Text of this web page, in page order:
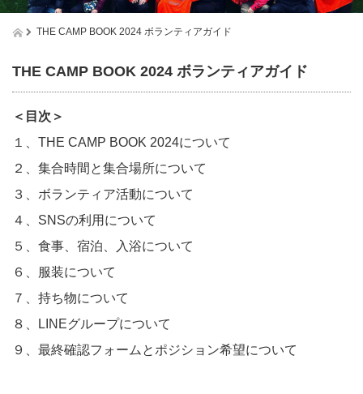
ガイド
THE CAMP BOOK 2024 ボランティアガイド
THE CAMP BOOK 2024 ボランティアガイド
＜目次＞
１、THE CAMP BOOK 2024について
２、集合時間と集合場所について
３、ボランティア活動について
４、SNSの利用について
５、食事、宿泊、入浴について
６、服装について
７、持ち物について
８、LINEグループについて
９、最終確認フォームとポジション希望について